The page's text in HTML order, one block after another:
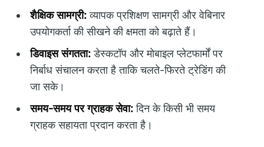
शैक्षिक सामग्री:व्यापक प्रशिक्षण सामग्री और वेबिनार
उपयोगकर्ता की सीखने की क्षमता को बढ़ाते हैं।
डिवाइस संगतता:डेस्कटॉप और मोबाइल प्लेटफार्मों पर
निर्बाध संचालन करता है ताकि चलते-फिरते ट्रेडिंग की
जा सके।
समय-समय पर ग्राहक सेवा:दिन के किसी भी समय
ग्राहक सहायता प्रदान करता है।